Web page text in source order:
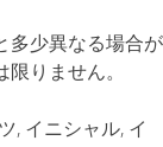
多少異なる場合が
りません。
, イニシャル, イ